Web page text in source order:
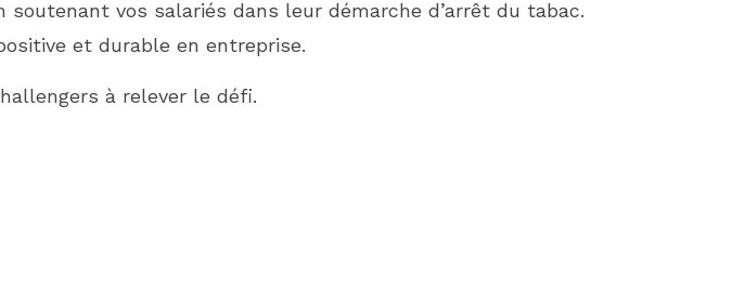
vos salariés dans leur démarche d’arrêt du tabac.
et durable en entreprise.
à relever le défi.